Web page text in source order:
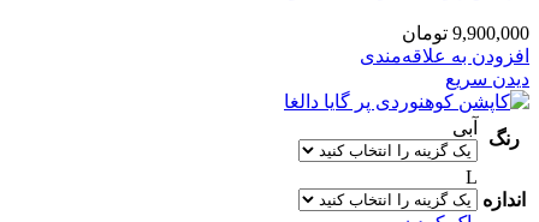
9,900,000 تومان
افزودن به علاقه‌مندی
دیدن سریع
رنگ
آبی
اندازه
L